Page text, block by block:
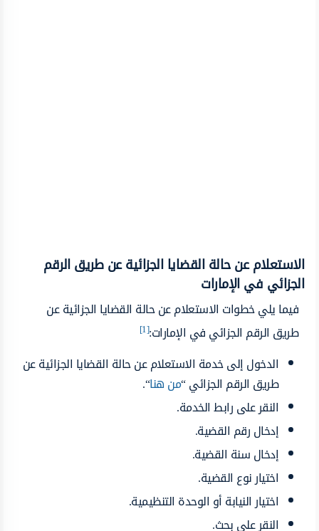
الاستعلام عن حالة القضايا الجزائية عن طريق الرقم
الجزائي في الإمارات
فيما يلي خطوات الاستعلام عن حالة القضايا الجزائية عن
طريق الرقم الجزائي في الإمارات:[1]
الدخول إلى خدمة الاستعلام عن حالة القضايا الجزائية عن
طريق الرقم الجزائي “من هنا“.
النقر على رابط الخدمة.
إدخال رقم القضية.
إدخال سنة القضية.
اختيار نوع القضية.
اختيار النيابة أو الوحدة التنظيمية.
النقر على بحث.